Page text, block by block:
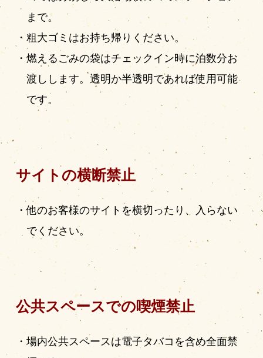
まで。
粗大ゴミはお持ち帰りください。
燃えるごみの袋はチェックイン時に泊数分お
渡しします。透明か半透明であれば使用可能
です。
サイトの横断禁止
他のお客様のサイトを横切ったり、入らない
でください。
公共スペースでの喫煙禁止
場内公共スペースは電子タバコを含め全面禁